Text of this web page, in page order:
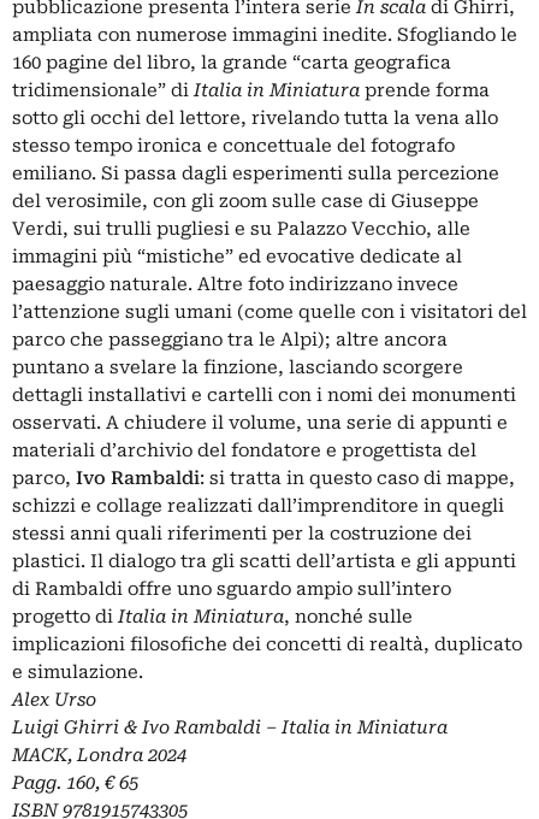
pubblicazione presenta l’intera serieIn scala di Ghirri,
ampliata con numerose immagini inedite. Sfogliando le
160 pagine del libro, la grande “carta geografica
tridimensionale” diItalia in Miniatura prende forma
sotto gli occhi del lettore, rivelando tutta la vena allo
stesso tempo ironica e concettuale del fotografo
emiliano. Si passa dagli esperimenti sulla percezione
del verosimile, con gli zoom sulle case di Giuseppe
Verdi, sui trulli pugliesi e su Palazzo Vecchio, alle
immagini più “mistiche” ed evocative dedicate al
paesaggio naturale. Altre foto indirizzano invece
l’attenzione sugli umani (come quelle con i visitatori del
parco che passeggiano tra le Alpi); altre ancora
puntano a svelare la finzione, lasciando scorgere
dettagli installativi e cartelli con i nomi dei monumenti
osservati. A chiudere il volume, una serie di appunti e
materiali d’archivio del fondatore e progettista del
parco, Ivo Rambaldi: si tratta in questo caso di mappe,
schizzi e collage realizzati dall’imprenditore in quegli
stessi anni quali riferimenti per la costruzione dei
plastici. Il dialogo tra gli scatti dell’artista e gli appunti
di Rambaldi offre uno sguardo ampio sull’intero
progetto diItalia in Miniatura, nonché sulle
implicazioni filosofiche dei concetti di realtà, duplicato
e simulazione.
Alex Urso
Luigi Ghirri & Ivo Rambaldi – Italia in Miniatura
MACK, Londra 2024
Pagg. 160, € 65
ISBN 9781915743305